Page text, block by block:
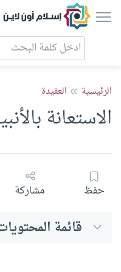
إسلام أون لاين
الرئيسية العقيدة
الاستعانة
حفظ مشاركة
قائمة